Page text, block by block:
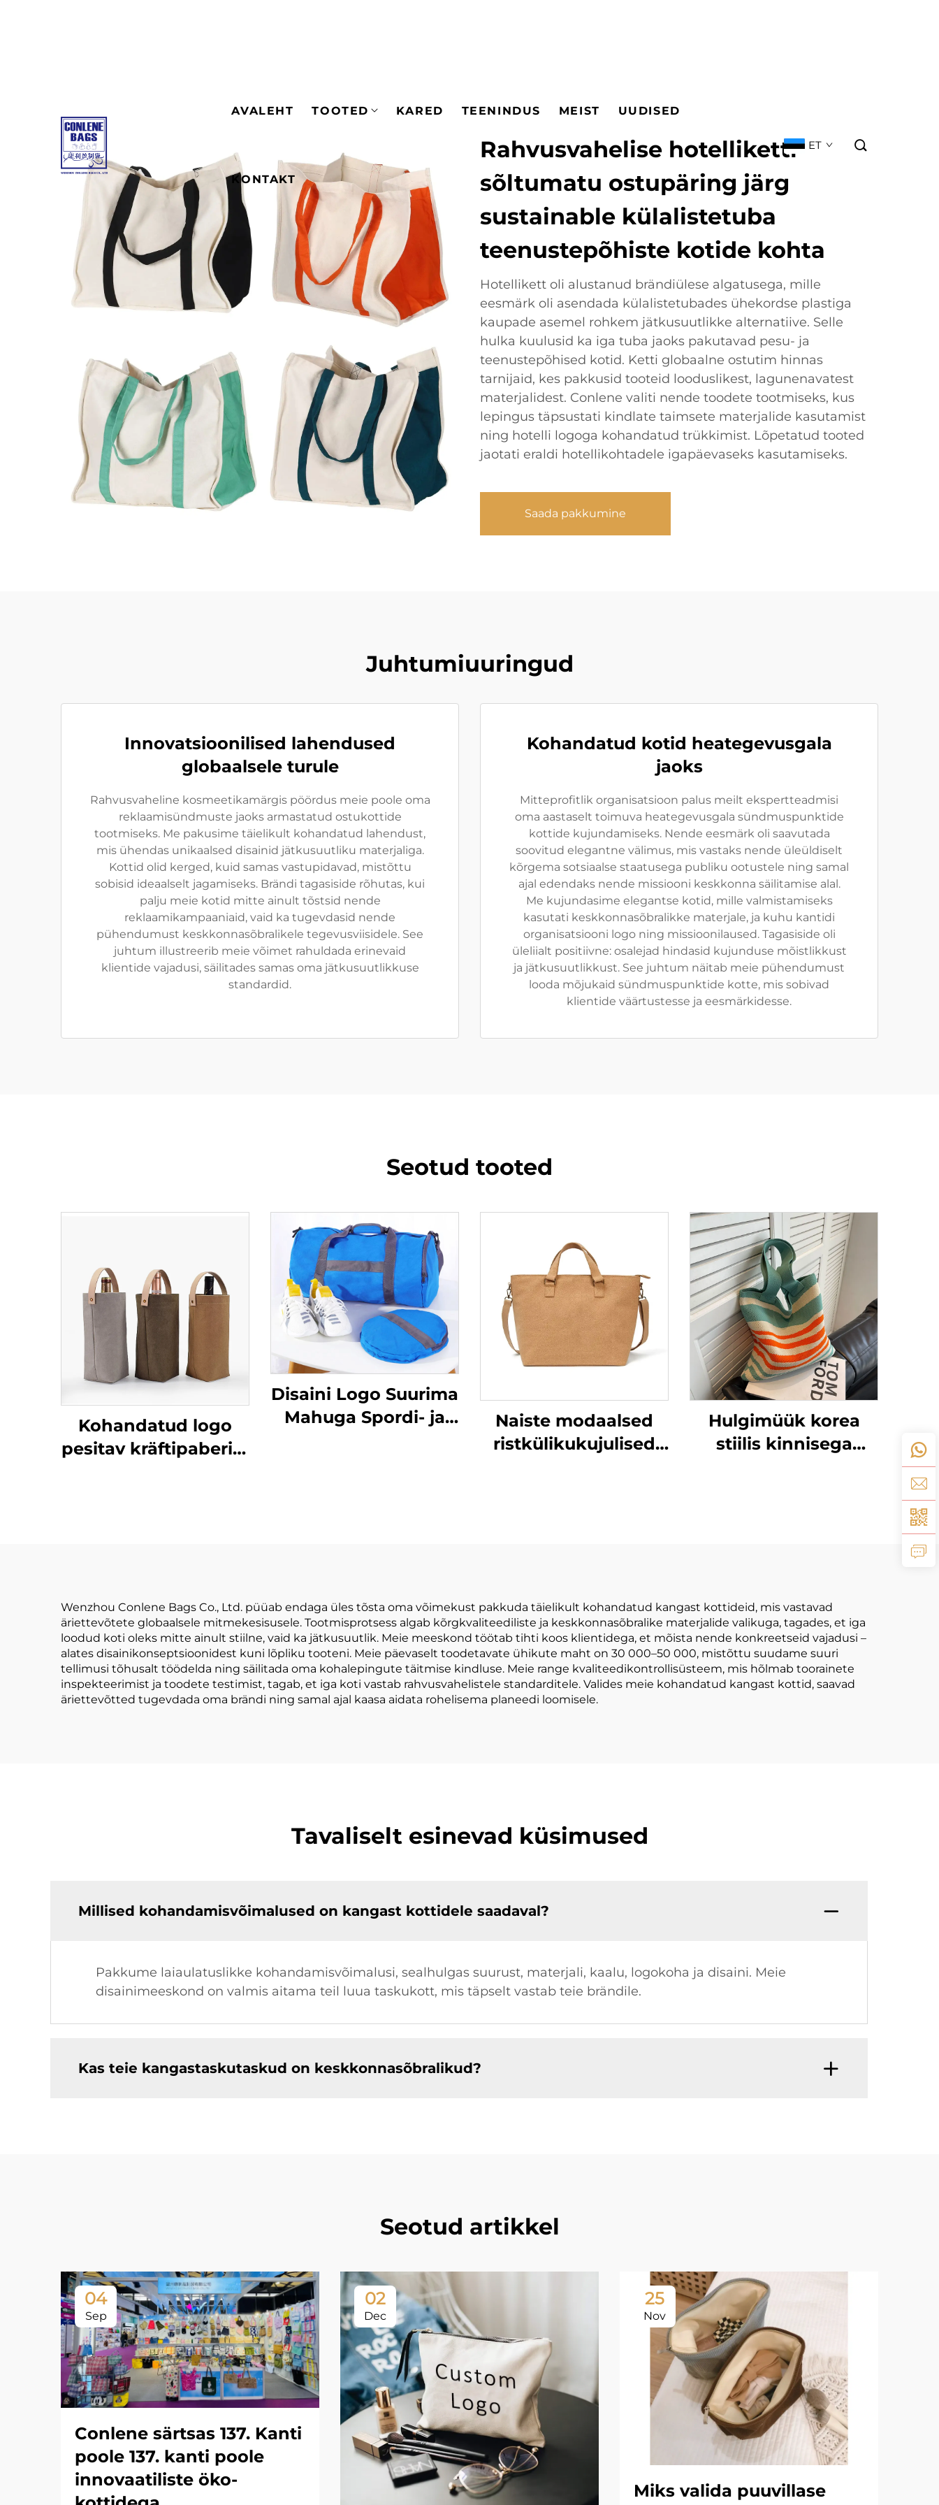
AVALEHT TOOTED KARED TEENINDUS MEIST UUDISED
KONTAKT
ET
Rahvusvahelise hotelliketti
sõltumatu ostupäring järg
sustainable külalistetuba
teenustepõhiste kotide kohta
Hotellikett oli alustanud brändiülese algatusega, mille
eesmärk oli asendada külalistetubades ühekordse plastiga
kaupade asemel rohkem jätkusuutlikke alternatiive. Selle
hulka kuulusid ka iga tuba jaoks pakutavad pesu- ja
teenustepõhised kotid. Ketti globaalne ostutim hinnas
tarnijaid, kes pakkusid tooteid looduslikest, lagunenavatest
materjalidest. Conlene valiti nende toodete tootmiseks, kus
lepingus täpsustati kindlate taimsete materjalide kasutamist
ning hotelli logoga kohandatud trükkimist. Lõpetatud tooted
jaotati eraldi hotellikohtadele igapäevaseks kasutamiseks.
Saada pakkumine
Juhtumiuuringud
Innovatsioonilised lahendused
globaalsele turule
Rahvusvaheline kosmeetikamärgis pöördus meie poole oma
reklaamisündmuste jaoks armastatud ostukottide
tootmiseks. Me pakusime täielikult kohandatud lahendust,
mis ühendas unikaalsed disainid jätkusuutliku materjaliga.
Kottid olid kerged, kuid samas vastupidavad, mistõttu
sobisid ideaalselt jagamiseks. Brändi tagasiside rõhutas, kui
palju meie kotid mitte ainult tõstsid nende
reklaamikampaaniaid, vaid ka tugevdasid nende
pühendumust keskkonnasõbralikele tegevusviisidele. See
juhtum illustreerib meie võimet rahuldada erinevaid
klientide vajadusi, säilitades samas oma jätkusuutlikkuse
standardid.
Kohandatud kotid heategevusgala
jaoks
Mitteprofitlik organisatsioon palus meilt ekspertteadmisi
oma aastaselt toimuva heategevusgala sündmuspunktide
kottide kujundamiseks. Nende eesmärk oli saavutada
soovitud elegantne välimus, mis vastaks nende üleüldiselt
kõrgema sotsiaalse staatusega publiku ootustele ning samal
ajal edendaks nende missiooni keskkonna säilitamise alal.
Me kujundasime elegantse kotid, mille valmistamiseks
kasutati keskkonnasõbralikke materjale, ja kuhu kantidi
organisatsiooni logo ning missioonilaused. Tagasiside oli
üleliialt positiivne: osalejad hindasid kujunduse mõistlikkust
ja jätkusuutlikkust. See juhtum näitab meie pühendumust
looda mõjukaid sündmuspunktide kotte, mis sobivad
klientide väärtustesse ja eesmärkidesse.
Seotud tooted
Kohandatud logo
pesitav kräftipaberist
Disaini Logo Suurima
Mahuga Spordi- ja
Naiste modaalsed
ristkülikukujulised
Hulgimüük korea
stiilis kinnisega
Wenzhou Conlene Bags Co., Ltd. püüab endaga üles tõsta oma võimekust pakkuda täielikult kohandatud kangast kottideid, mis vastavad
äriettevõtete globaalsele mitmekesisusele. Tootmisprotsess algab kõrgkvaliteediliste ja keskkonnasõbralike materjalide valikuga, tagades, et iga
loodud koti oleks mitte ainult stiilne, vaid ka jätkusuutlik. Meie meeskond töötab tihti koos klientidega, et mõista nende konkreetseid vajadusi –
alates disainikonseptsioonidest kuni lõpliku tooteni. Meie päevaselt toodetavate ühikute maht on 30 000–50 000, mistõttu suudame suuri
tellimusi tõhusalt töödelda ning säilitada oma kohalepingute täitmise kindluse. Meie range kvaliteedikontrollisüsteem, mis hõlmab toorainete
inspekteerimist ja toodete testimist, tagab, et iga koti vastab rahvusvahelistele standarditele. Valides meie kohandatud kangast kottid, saavad
äriettevõtted tugevdada oma brändi ning samal ajal kaasa aidata rohelisema planeedi loomisele.
Tavaliselt esinevad küsimused
Millised kohandamisvõimalused on kangast kottidele saadaval?
Pakkume laiaulatuslikke kohandamisvõimalusi, sealhulgas suurust, materjali, kaalu, logokoha ja disaini. Meie
disainimeeskond on valmis aitama teil luua taskukott, mis täpselt vastab teie brändile.
Kas teie kangastaskutaskud on keskkonnasõbralikud?
Seotud artikkel
04
Sep
Conlene särtsas 137. Kanti
poole 137. kanti poole
innovaatiliste öko-
02
Dec
25
Nov
Miks valida puuvillase